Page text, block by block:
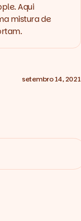
Aqui
mistura de
setembro 14, 2021